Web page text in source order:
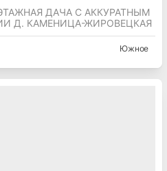
ДАЧА С АККУРАТНЫМ
Д. КАМЕНИЦА-ЖИРОВЕЦКАЯ
Южное